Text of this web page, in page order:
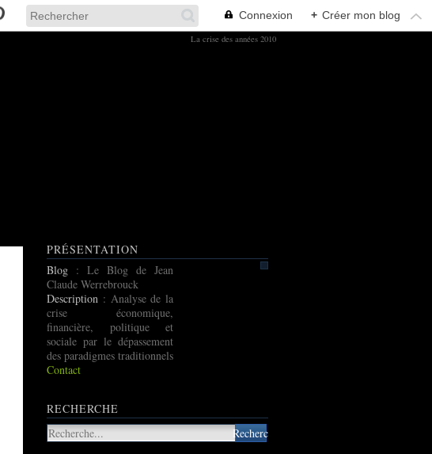
Connexion + Créer mon blog
La crise des années 2010
PRÉSENTATION
Blog : Le Blog de Jean
Claude Werrebrouck
Description : Analyse de la
crise économique,
financière, politique et
sociale par le dépassement
des paradigmes traditionnels
Contact
RECHERCHE